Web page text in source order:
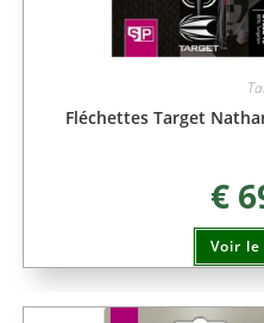
Fléchettes Target
€
Voir